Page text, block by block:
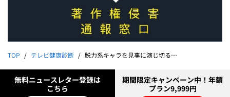
TOP テレビ健康診断 脱力系キャラを見事に演じ切る松ケンはやっぱり凄い！
無料ニュースレター登録は
こちら
期間限定キャンペーン中！年額
プラン9,999円